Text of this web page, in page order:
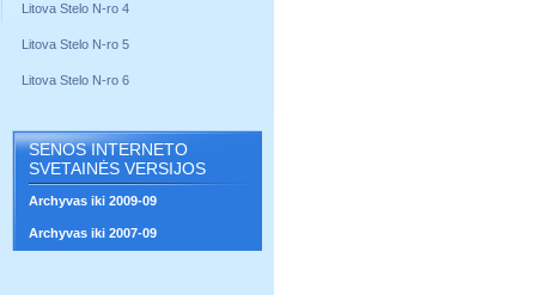
Litova Stelo N-ro 4
Litova Stelo N-ro 5
Litova Stelo N-ro 6
SENOS INTERNETO
SVETAINĖS VERSIJOS
Archyvas iki 2009-09
Archyvas iki 2007-09